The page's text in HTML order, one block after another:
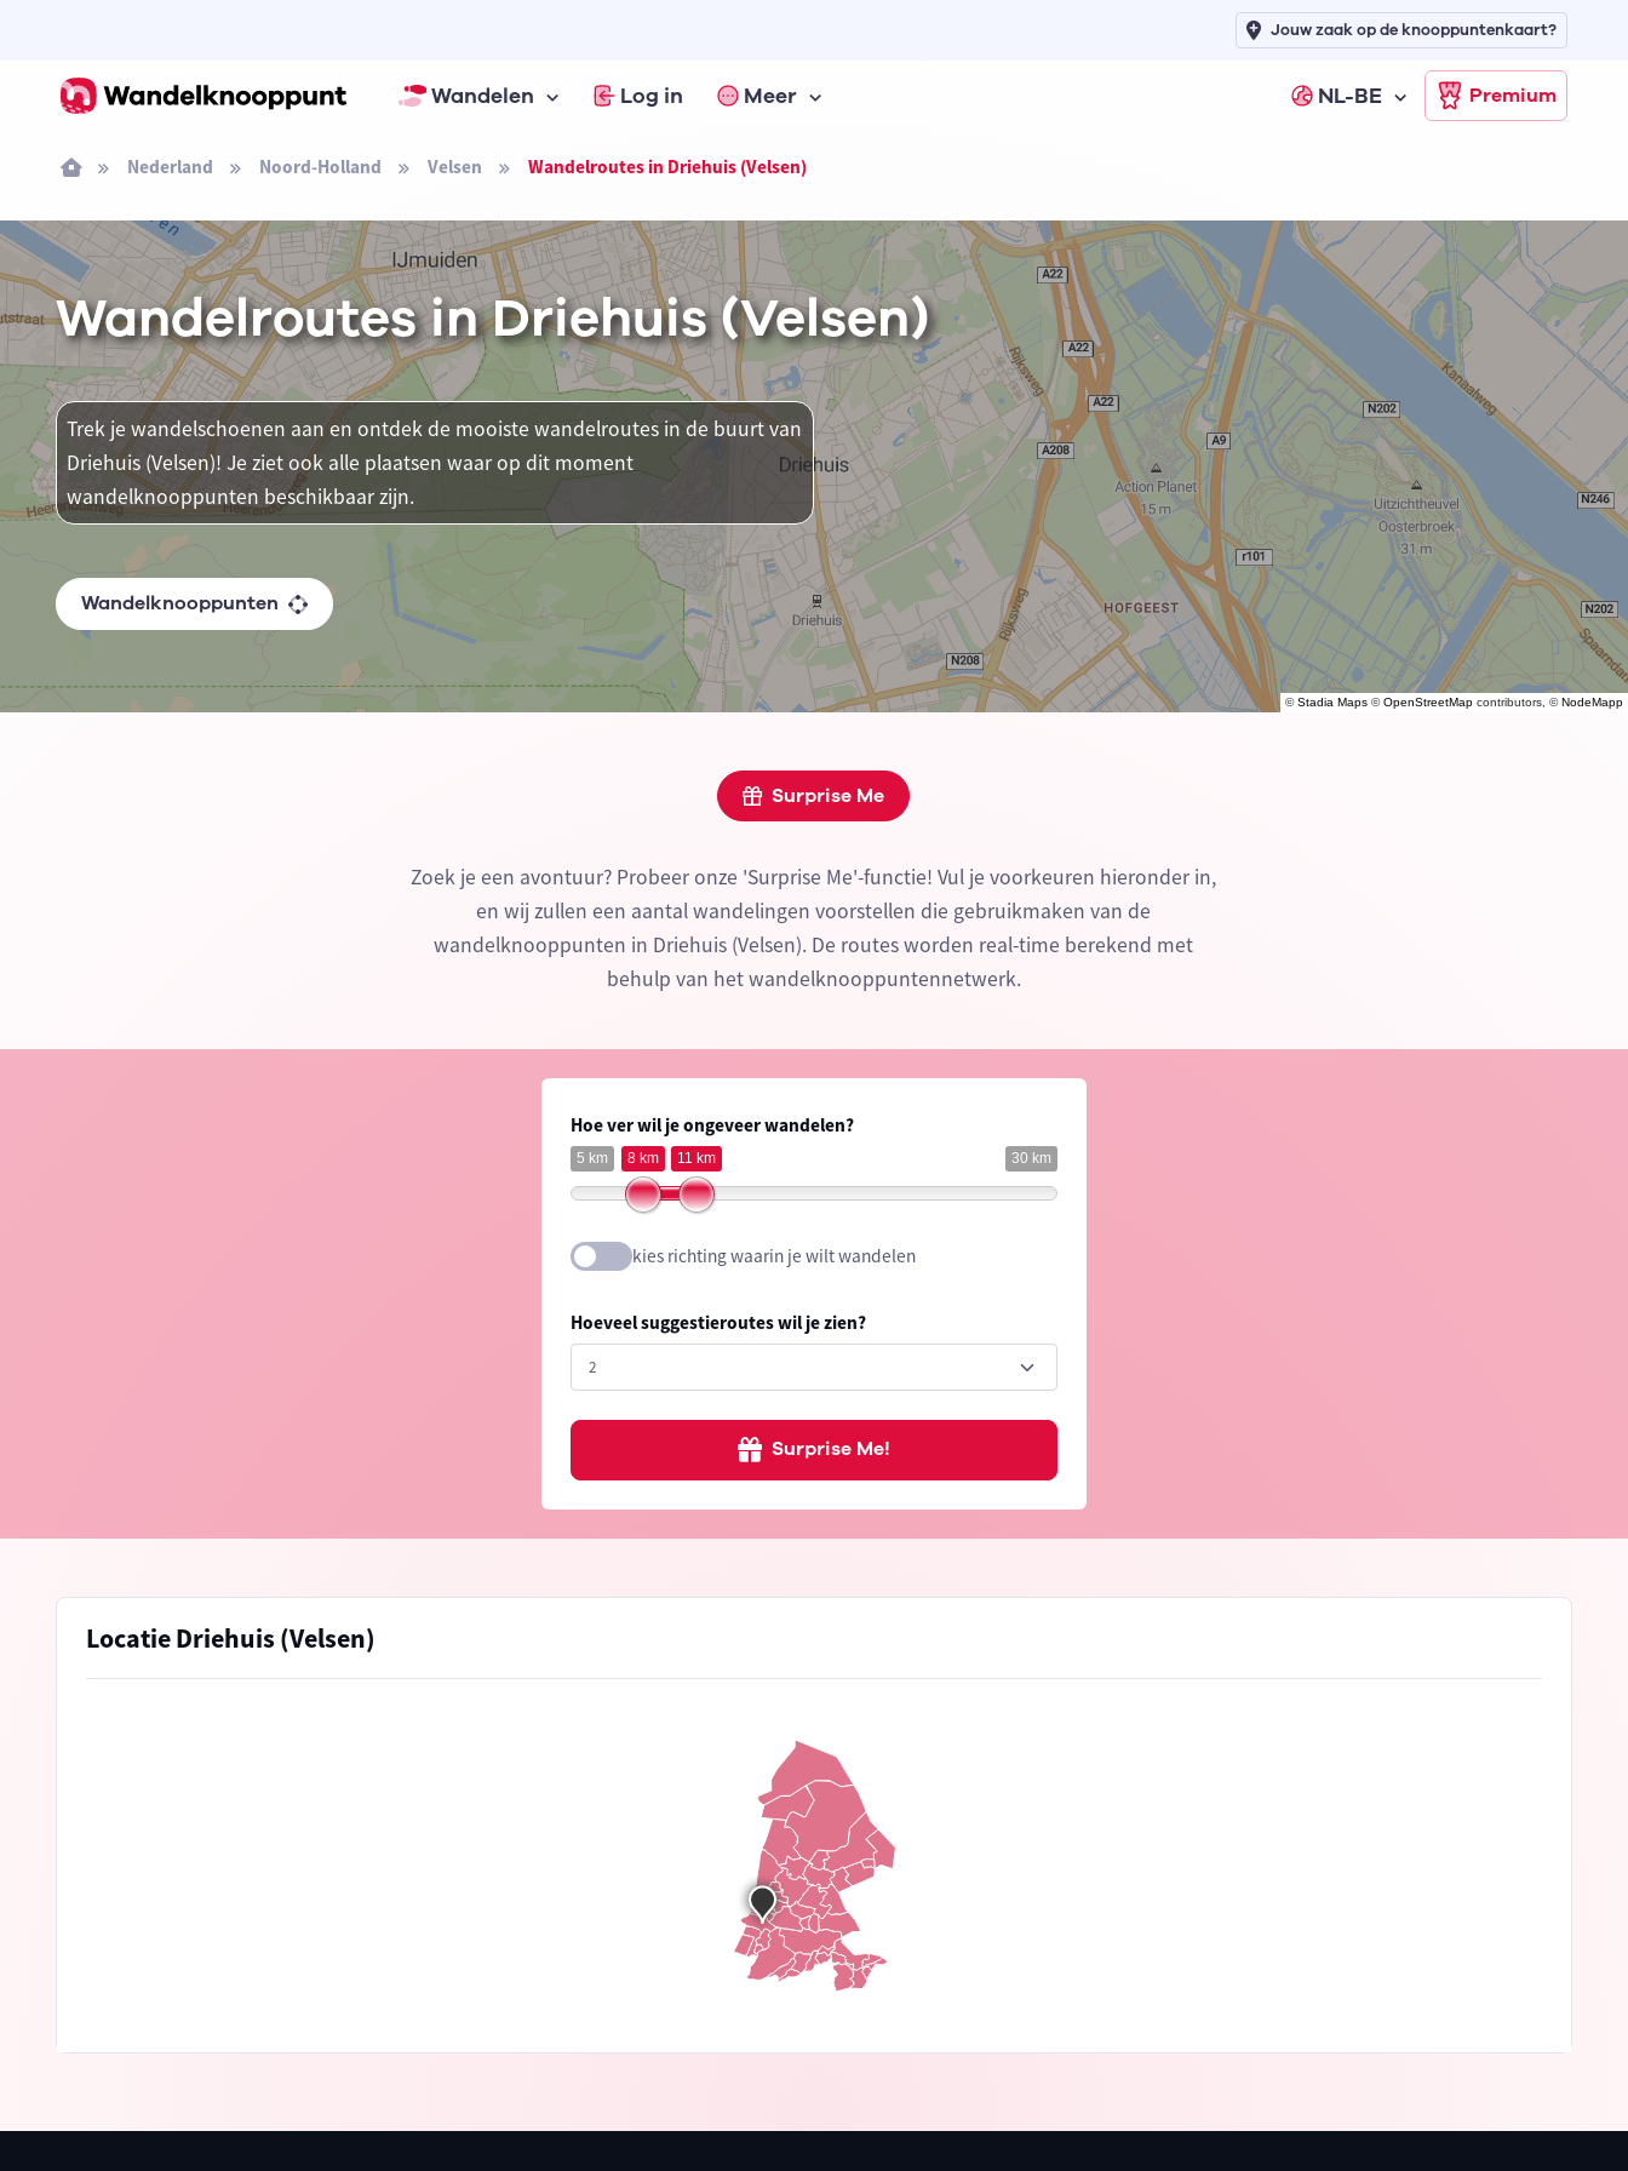
Wandelen Log in Meer NL-BE Premium
Jouw zaak op de knooppuntenkaart?
Nederland Noord-Holland Velsen Wandelroutes in Driehuis (Velsen)
©Stadia Maps ©OpenStreetMap contributors, ©NodeMapp
Wandelroutes in Driehuis (Velsen)
Trek je wandelschoenen aan en ontdek de mooiste wandelroutes in de buurt van
Driehuis (Velsen)! Je ziet ook alle plaatsen waar op dit moment
wandelknooppunten beschikbaar zijn.
Wandelknooppunten
Surprise Me
Zoek je een avontuur? Probeer onze 'Surprise Me'-functie! Vul je voorkeuren hieronder in,
en wij zullen een aantal wandelingen voorstellen die gebruikmaken van de
wandelknooppunten in Driehuis (Velsen). De routes worden real-time berekend met
behulp van het wandelknooppuntennetwerk.
Hoe ver wil je ongeveer wandelen?
5 km 30 km
8 km 11 km
kies richting waarin je wilt wandelen
Hoeveel suggestieroutes wil je zien?
Surprise Me!
Locatie Driehuis (Velsen)